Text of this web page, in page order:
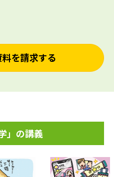
を請求する
」の講義